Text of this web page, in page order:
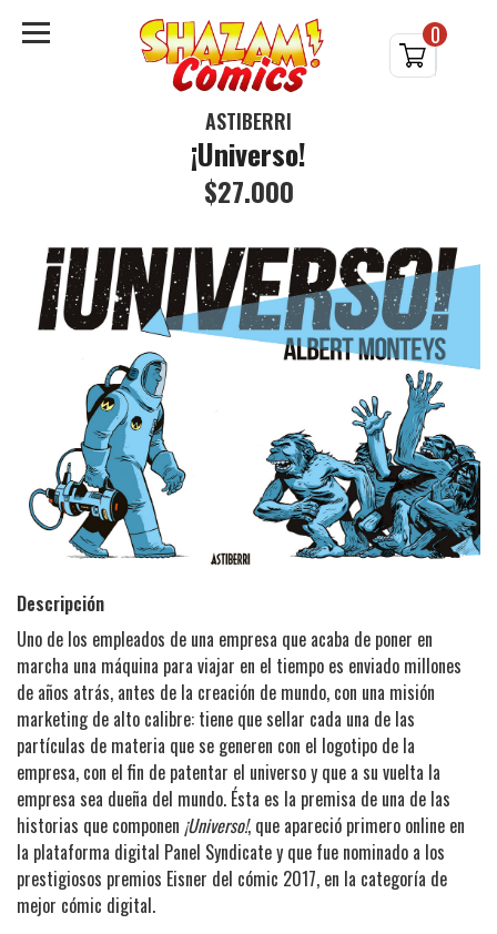
0
ASTIBERRI
¡Universo!
$27.000
Descripción
Uno de los empleados de una empresa que acaba de poner en
marcha una máquina para viajar en el tiempo es enviado millones
de años atrás, antes de la creación de mundo, con una misión
marketing de alto calibre: tiene que sellar cada una de las
partículas de materia que se generen con el logotipo de la
empresa, con el fin de patentar el universo y que a su vuelta la
empresa sea dueña del mundo. Ésta es la premisa de una de las
historias que componen ¡Universo!, que apareció primero online en
la plataforma digital Panel Syndicate y que fue nominado a los
prestigiosos premios Eisner del cómic 2017, en la categoría de
mejor cómic digital.